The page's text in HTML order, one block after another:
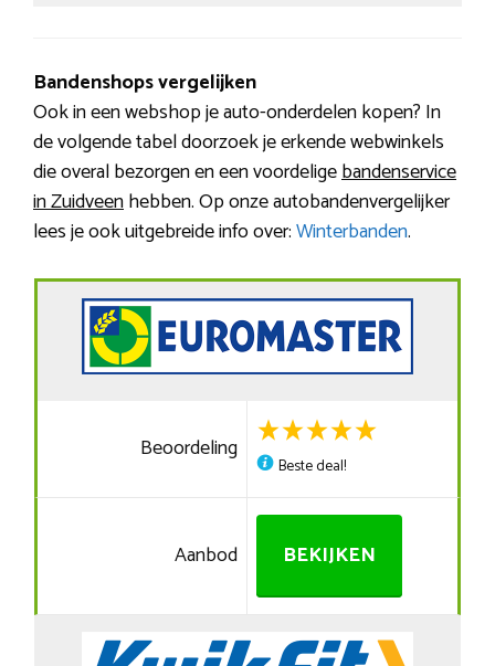
Bandenshops vergelijken
Ook in een webshop je auto-onderdelen kopen? In
de volgende tabel doorzoek je erkende webwinkels
die overal bezorgen en een voordeligebandenservice
in Zuidveenhebben. Op onze autobandenvergelijker
lees je ook uitgebreide info over:Winterbanden.
Beoordeling
Beste deal!
Aanbod BEKIJKEN